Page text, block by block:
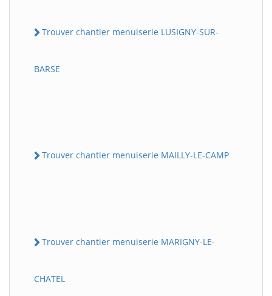
Trouver chantier menuiserie LUSIGNY-SUR-
BARSE
Trouver chantier menuiserie MAILLY-LE-CAMP
Trouver chantier menuiserie MARIGNY-LE-
CHATEL